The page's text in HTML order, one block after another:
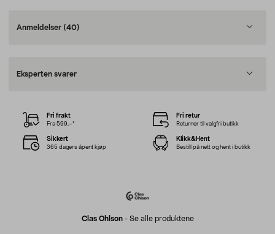
Anmeldelser (40)
Eksperten svarer
Clas Ohlson- Se alle produktene
Fri frakt
Fra 599,–*
Fri retur
Returner til valgfri butikk
Sikkert
365 dagers åpent kjøp
Klikk&Hent
Bestill på nett og hent i butikk